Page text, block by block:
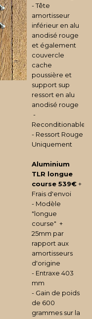
- Tête
amortisseur
inférieur en alu
anodisé rouge
et également
couvercle
cache
poussière et
support sup
ressort en alu
anodisé rouge
-
Reconditionable
- Ressort Rouge
Uniquement
Aluminium
TLR longue
course539€+
Frais d'envoi
- Modèle
"longue
course" +
25mm par
rapport aux
amortisseurs
d'origine
- Entraxe 403
mm
- Gain de poids
de 600
grammes sur la